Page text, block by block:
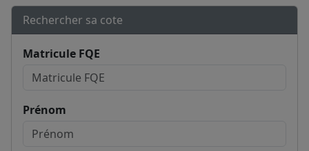
Rechercher sa cote
Matricule FQE
Prénom